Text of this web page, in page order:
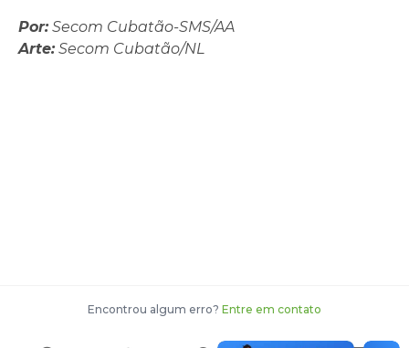
Por:Secom Cubatão-SMS/AA
Arte:Secom Cubatão/NL
Encontrou algum erro? Entre em contato